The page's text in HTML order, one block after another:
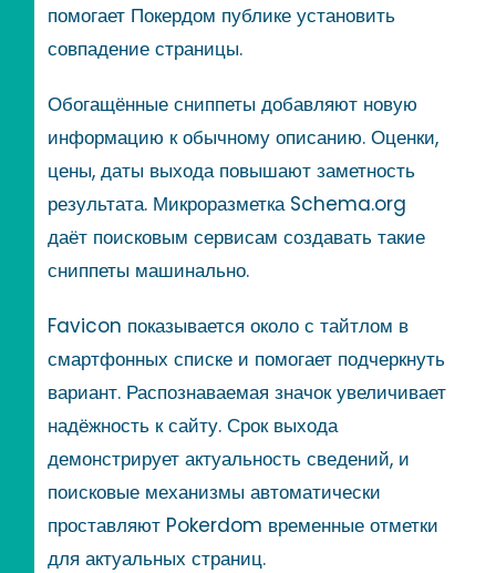
помогает Покердом публике установить
совпадение страницы.
Обогащённые сниппеты добавляют новую
информацию к обычному описанию. Оценки,
цены, даты выхода повышают заметность
результата. Микроразметка Schema.org
даёт поисковым сервисам создавать такие
сниппеты машинально.
Favicon показывается около с тайтлом в
смартфонных списке и помогает подчеркнуть
вариант. Распознаваемая значок увеличивает
надёжность к сайту. Срок выхода
демонстрирует актуальность сведений, и
поисковые механизмы автоматически
проставляют Pokerdom временные отметки
для актуальных страниц.